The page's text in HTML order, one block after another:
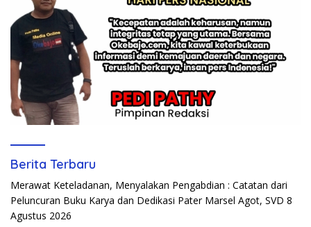
Berita Terbaru
Merawat Keteladanan, Menyalakan Pengabdian : Catatan dari
Peluncuran Buku Karya dan Dedikasi Pater Marsel Agot, SVD 8
Agustus 2026